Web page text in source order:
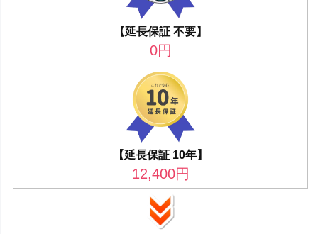
【延長保証 不要】
0円
【延長保証 10年】
12,400円